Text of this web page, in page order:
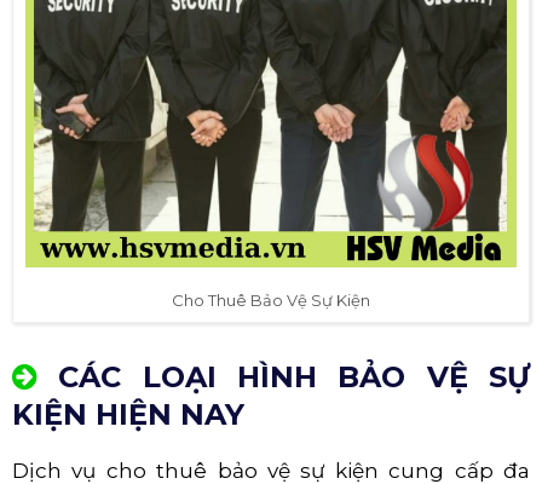
Cho Thuê Bảo Vệ Sự Kiện
CÁC LOẠI HÌNH BẢO VỆ SỰ
KIỆN HIỆN NAY
Dịch vụ cho thuê bảo vệ sự kiện cung cấp đa